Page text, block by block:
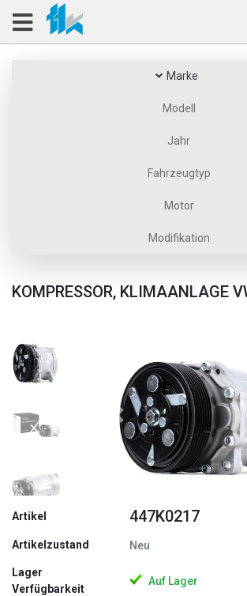
Marke
Modell
Jahr
Fahrzeugtyp
Motor
Modifikation
KOMPRESSOR, KLIMAANLAGE
Zurück
Artikel 447K0217
Artikelzustand Neu
Lager
Verfügbarkeit
Auf Lager